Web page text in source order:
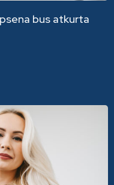
bus atkurta